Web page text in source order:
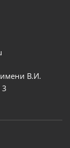
имени В.И.